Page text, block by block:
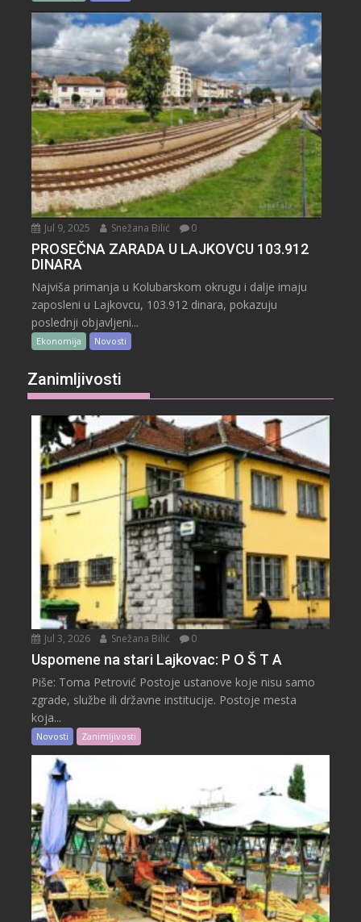
Jul 9, 2025 Snežana Bilić 0
PROSEČNA ZARADA U LAJKOVCU 103.912
DINARA
Najviša primanja u Kolubarskom okrugu i dalje imaju
zaposleni u Lajkovcu, 103.912 dinara, pokazuju
poslednji objavljeni...
Ekonomija Novosti
Zanimljivosti
Jul 3, 2026 Snežana Bilić 0
Uspomene na stari Lajkovac: P O Š T A
Piše: Toma Petrović Postoje ustanove koje nisu samo
zgrade, službe ili državne institucije. Postoje mesta
koja...
Novosti Zanimljivosti